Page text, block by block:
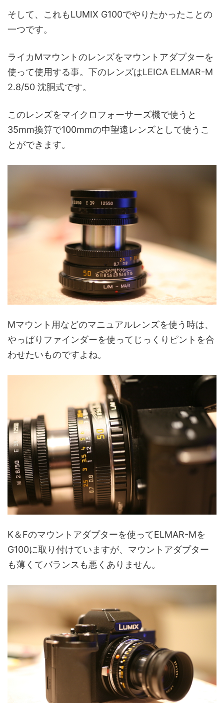
そして、これもLUMIX G100でやりたかったことの
一つです。
ライカMマウントのレンズをマウントアダプターを
使って使用する事。下のレンズはLEICA ELMAR-M
2.8/50 沈胴式です。
このレンズをマイクロフォーサーズ機で使うと
35mm換算で100mmの中望遠レンズとして使うこ
とができます。
Mマウント用などのマニュアルレンズを使う時は、
やっぱりファインダーを使ってじっくりピントを合
わせたいものですよね。
K＆Fのマウントアダプターを使ってELMAR-Mを
G100に取り付けていますが、マウントアダプター
も薄くてバランスも悪くありません。